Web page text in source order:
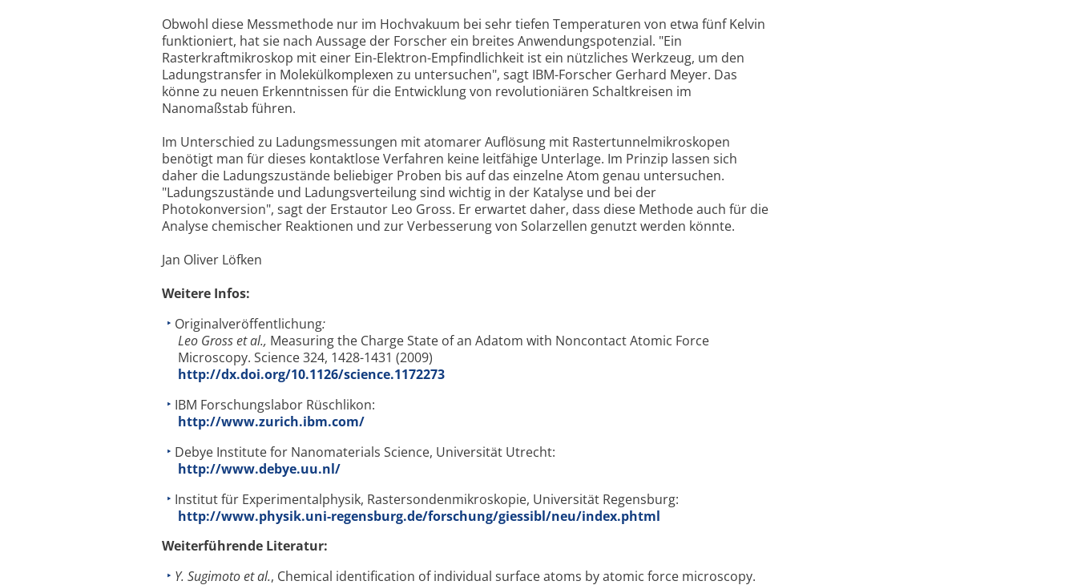
Obwohl diese Messmethode nur im Hochvakuum bei sehr tiefen Temperaturen von etwa fünf Kelvin
funktioniert, hat sie nach Aussage der Forscher ein breites Anwendungspotenzial. "Ein
Rasterkraftmikroskop mit einer Ein-Elektron-Empfindlichkeit ist ein nützliches Werkzeug, um den
Ladungstransfer in Molekülkomplexen zu untersuchen", sagt IBM-Forscher Gerhard Meyer. Das
könne zu neuen Erkenntnissen für die Entwicklung von revolutioniären Schaltkreisen im
Nanomaßstab führen.
Im Unterschied zu Ladungsmessungen mit atomarer Auflösung mit Rastertunnelmikroskopen
benötigt man für dieses kontaktlose Verfahren keine leitfähige Unterlage. Im Prinzip lassen sich
daher die Ladungszustände beliebiger Proben bis auf das einzelne Atom genau untersuchen.
"Ladungszustände und Ladungsverteilung sind wichtig in der Katalyse und bei der
Photokonversion", sagt der Erstautor Leo Gross. Er erwartet daher, dass diese Methode auch für die
Analyse chemischer Reaktionen und zur Verbesserung von Solarzellen genutzt werden könnte.
Jan Oliver Löfken
Weitere Infos:
Originalveröffentlichung:
Leo Gross et al., Measuring the Charge State of an Adatom with Noncontact Atomic Force
Microscopy. Science 324, 1428-1431 (2009)
http://dx.doi.org/10.1126/science.1172273
IBM Forschungslabor Rüschlikon:
http://www.zurich.ibm.com/
Debye Institute for Nanomaterials Science, Universität Utrecht:
http://www.debye.uu.nl/
Institut für Experimentalphysik, Rastersondenmikroskopie, Universität Regensburg:
http://www.physik.uni-regensburg.de/forschung/giessibl/neu/index.phtml
Weiterführende Literatur:
Y. Sugimoto et al., Chemical identification of individual surface atoms by atomic force microscopy.